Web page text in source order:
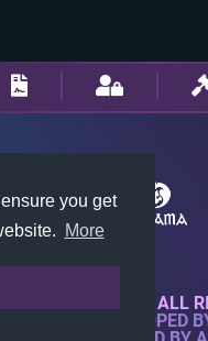
you get
More
2026 KTARENA. ALL
FULLY DEVELOPED